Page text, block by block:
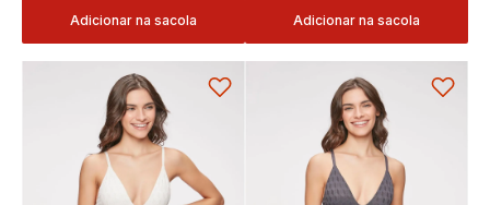
Adicionar na sacola Adicionar na sacola